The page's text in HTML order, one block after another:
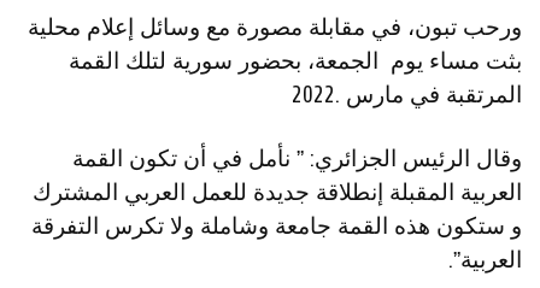
ورحب تبون، في مقابلة مصورة مع وسائل إعلام محلية
بثت مساء يوم الجمعة، بحضور سورية لتلك القمة
المرتقبة في مارس .2022
وقال الرئيس الجزائري: ” نأمل في أن تكون القمة
العربية المقبلة إنطلاقة جديدة للعمل العربي المشترك
و ستكون هذه القمة جامعة وشاملة ولا تكرس التفرقة
العربية”.